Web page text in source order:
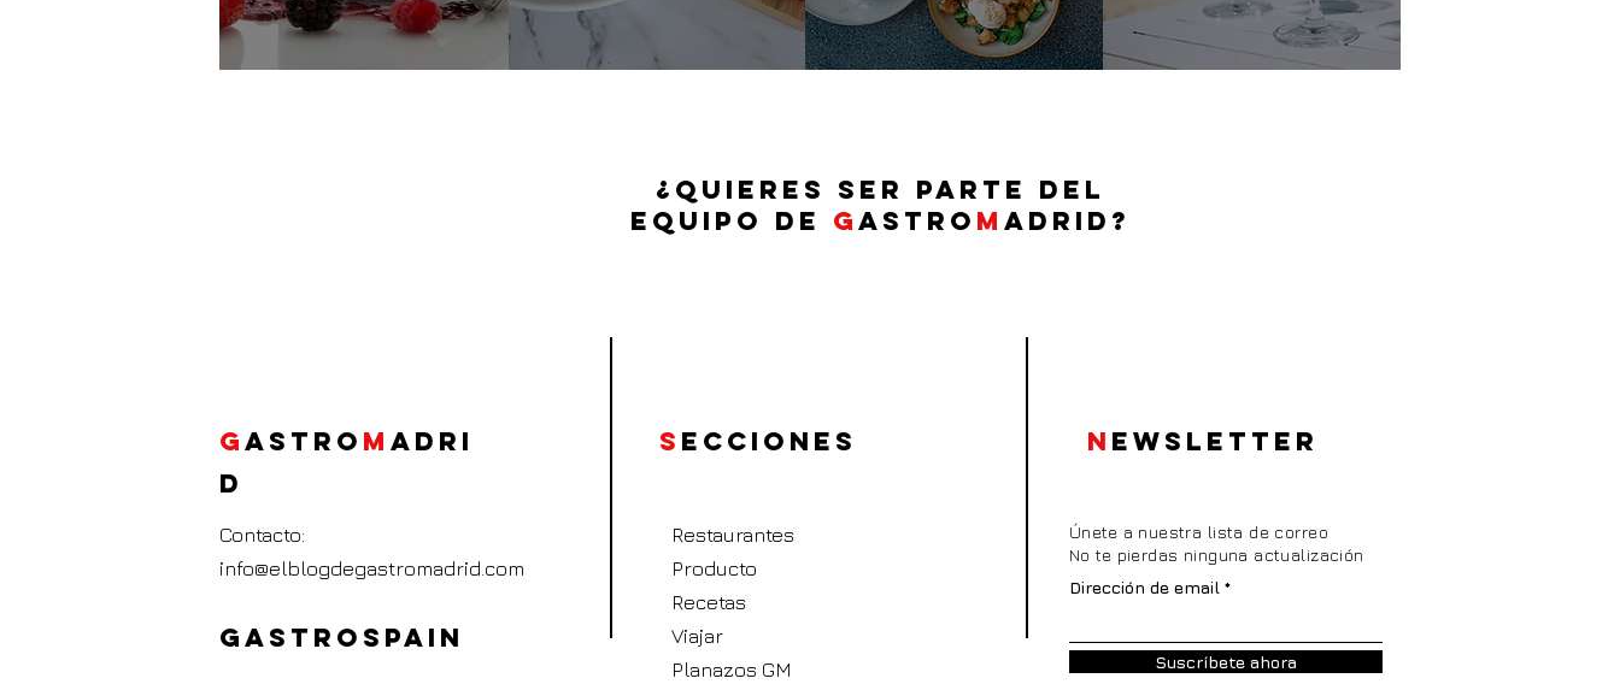
¿QUIERES SER PARTE DEL
EQUIPO DE GASTRO M ADRID?
GASTRO M ADRI
D
S ecciones N EWSLETTER
Contacto:
info@elblogdegastromadrid.com
GASTROSPAIN
Restaurantes
Producto
Recetas
Viajar
Planazos GM
Únete a nuestra lista de correo
No te pierdas ninguna actualización
Dirección de email
Suscríbete ahora